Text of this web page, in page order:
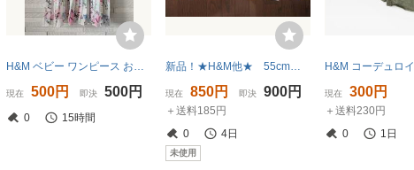
現在 500円 即決 500円
0 15時間
現在 850円 即決 900円
＋送料185円
0
4日
未使用
現在 300円
＋送料230円
0
1日